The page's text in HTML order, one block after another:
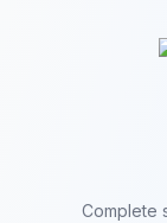
Complete